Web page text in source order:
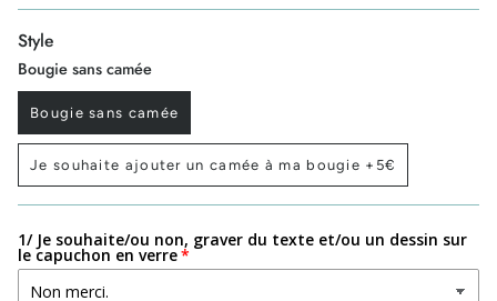
Style
Bougie sans camée
Bougie sans camée
Je souhaite ajouter un camée à ma bougie +5€
1/ Je souhaite/ou non, graver du texte et/ou un dessin sur
le capuchon en verre